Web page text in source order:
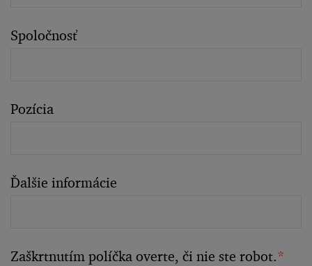
Spoločnosť
Pozícia
Ďalšie informácie
Zaškrtnutím políčka overte, či nie ste robot.*